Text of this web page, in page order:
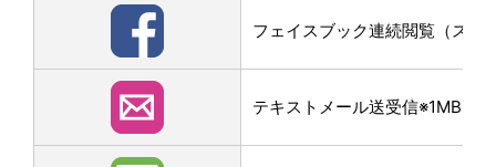
フェイスブック連続閲覧（スク
テキストメール送受信※1MB画